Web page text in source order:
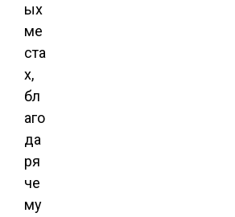
ых
ме
ста
х,
бл
аго
да
ря
че
му